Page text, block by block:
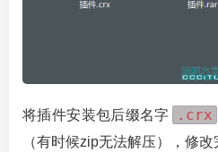
将插件安装包后缀名字 .crx
（有时候zip无法解压），修改